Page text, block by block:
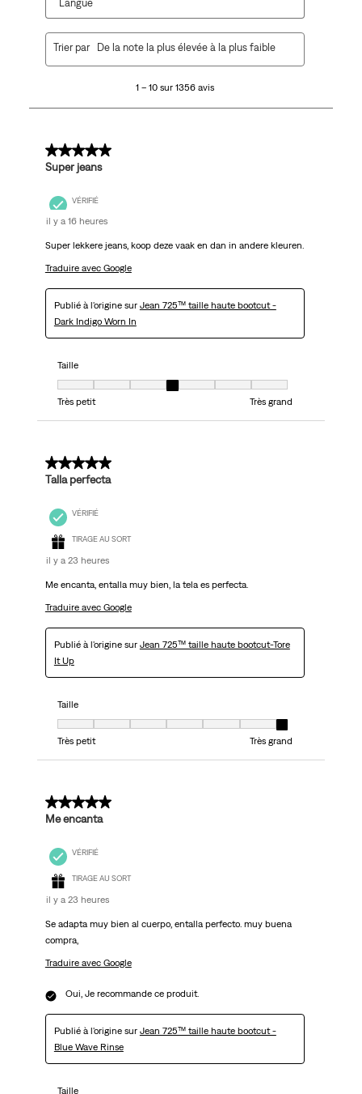
Langue
1356
1 – 10 sur 1356 avis
Trier par De la note la plus élevée à la plus faible
5 sur 5 étoiles.
Super jeans
VÉRIFIÉ
il y a 16 heures
Super lekkere jeans, koop deze vaak en dan in andere kleuren.
Traduire avec Google
Publié à l'origine sur Jean 725™ taille haute bootcut -
Dark Indigo Worn In
Taille
Taille, 4 sur 7, où 1 est égal à Très petit et 7 est égal à Très grand
Très petit
Très grand
5 sur 5 étoiles.
Talla perfecta
VÉRIFIÉ
TIRAGE AU SORT
il y a 23 heures
Me encanta, entalla muy bien, la tela es perfecta.
Traduire avec Google
Publié à l'origine sur Jean 725™ taille haute bootcut-Tore
It Up
Taille
Taille, 7 sur 7, où 1 est égal à Très petit et 7 est égal à Très grand
Très petit
Très grand
5 sur 5 étoiles.
Me encanta
VÉRIFIÉ
TIRAGE AU SORT
il y a 23 heures
Se adapta muy bien al cuerpo, entalla perfecto. muy buena
compra,
Traduire avec Google
Oui, Je recommande ce produit.
Publié à l'origine sur Jean 725™ taille haute bootcut -
Blue Wave Rinse
Taille